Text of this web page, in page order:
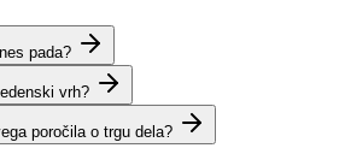
pada?
vrh?
poročila o trgu dela?